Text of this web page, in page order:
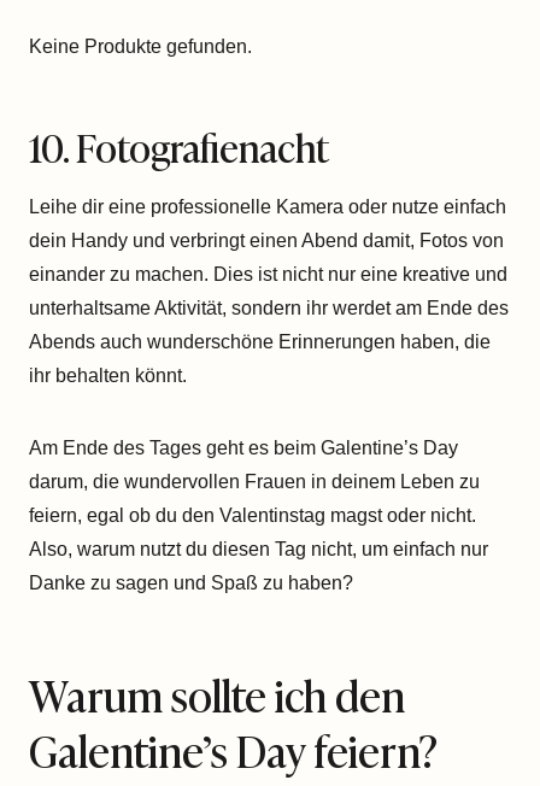
Keine Produkte gefunden.
10. Fotografienacht
Leihe dir eine professionelle Kamera oder nutze einfach
dein Handy und verbringt einen Abend damit, Fotos von
einander zu machen. Dies ist nicht nur eine kreative und
unterhaltsame Aktivität, sondern ihr werdet am Ende des
Abends auch wunderschöne Erinnerungen haben, die
ihr behalten könnt.
Am Ende des Tages geht es beim Galentine’s Day
darum, die wundervollen Frauen in deinem Leben zu
feiern, egal ob du den Valentinstag magst oder nicht.
Also, warum nutzt du diesen Tag nicht, um einfach nur
Danke zu sagen und Spaß zu haben?
Warum sollte ich den
Galentine’s Day feiern?